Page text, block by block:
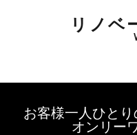
リノベ
お客様一人ひとり
オンリー